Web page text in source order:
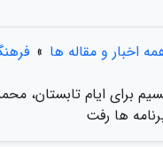
اخبار و مقاله ها »
برای ایام تابستان،
ها رفت